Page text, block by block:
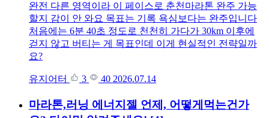
완전 다른 영역이라 이 페이스로 춘천마라톤 완주 가능
할지 감이 안 와요 목표는 기록 욕심보다는 완주입니다
처음에는 6분 40초 정도로 천천히 가다가 30km 이후에
걷지 않고 버티는 게 목표인데 이게 현실적인 전략일까
요?
유지어터 3 40 2026.07.14
마라톤,러닝 에너지젤 언제, 어떻게먹는건가